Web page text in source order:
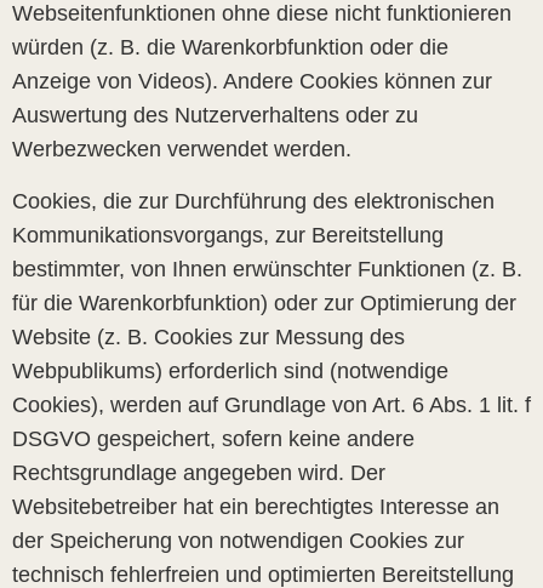
Webseitenfunktionen ohne diese nicht funktionieren
würden (z. B. die Warenkorbfunktion oder die
Anzeige von Videos). Andere Cookies können zur
Auswertung des Nutzerverhaltens oder zu
Werbezwecken verwendet werden.
Cookies, die zur Durchführung des elektronischen
Kommunikationsvorgangs, zur Bereitstellung
bestimmter, von Ihnen erwünschter Funktionen (z. B.
für die Warenkorbfunktion) oder zur Optimierung der
Website (z. B. Cookies zur Messung des
Webpublikums) erforderlich sind (notwendige
Cookies), werden auf Grundlage von Art. 6 Abs. 1 lit. f
DSGVO gespeichert, sofern keine andere
Rechtsgrundlage angegeben wird. Der
Websitebetreiber hat ein berechtigtes Interesse an
der Speicherung von notwendigen Cookies zur
technisch fehlerfreien und optimierten Bereitstellung